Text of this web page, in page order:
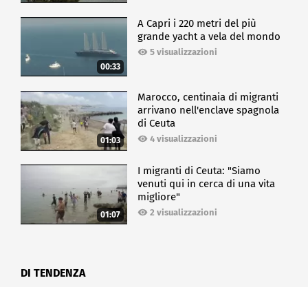
00:33
A Capri i 220 metri del più
grande yacht a vela del mondo
5 visualizzazioni
01:03
Marocco, centinaia di migranti
arrivano nell'enclave spagnola
di Ceuta
4 visualizzazioni
01:07
I migranti di Ceuta: "Siamo
venuti qui in cerca di una vita
migliore"
2 visualizzazioni
DI TENDENZA